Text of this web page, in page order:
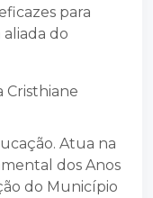
para
do
Cristhiane
Atua na
dos Anos
do Município